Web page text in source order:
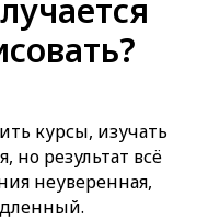
курсы, изучать
но результат всё
неуверенная,